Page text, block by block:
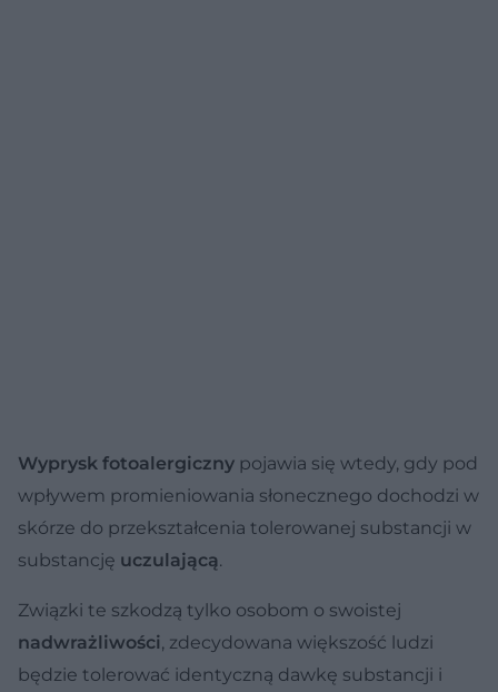
Wyprysk fotoalergiczny pojawia się wtedy, gdy pod
wpływem promieniowania słonecznego dochodzi w
skórze do przekształcenia tolerowanej substancji w
substancję uczulającą.
Związki te szkodzą tylko osobom o swoistej
nadwrażliwości, zdecydowana większość ludzi
będzie tolerować identyczną dawkę substancji i